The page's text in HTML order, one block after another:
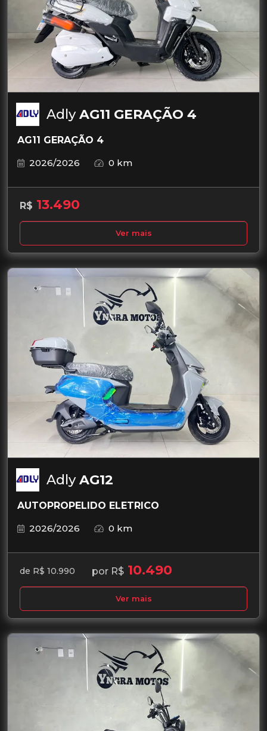
AdlyAG11 GERAÇÃO 4
AG11 GERAÇÃO 4
2026/2026
0 km
R$ 13.490
Ver mais
AdlyAG12
AUTOPROPELIDO ELETRICO
2026/2026
0 km
de R$ 10.990 por R$ 10.490
Ver mais